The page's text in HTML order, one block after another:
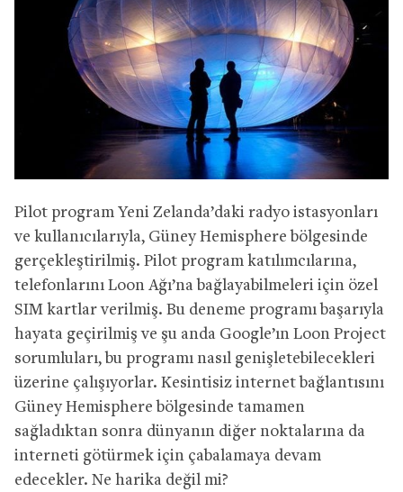
Pilot program Yeni Zelanda’daki radyo istasyonları
ve kullanıcılarıyla, Güney Hemisphere bölgesinde
gerçekleştirilmiş. Pilot program katılımcılarına,
telefonlarını Loon Ağı’na bağlayabilmeleri için özel
SIM kartlar verilmiş. Bu deneme programı başarıyla
hayata geçirilmiş ve şu anda Google’ın Loon Project
sorumluları, bu programı nasıl genişletebilecekleri
üzerine çalışıyorlar. Kesintisiz internet bağlantısını
Güney Hemisphere bölgesinde tamamen
sağladıktan sonra dünyanın diğer noktalarına da
interneti götürmek için çabalamaya devam
edecekler. Ne harika değil mi?